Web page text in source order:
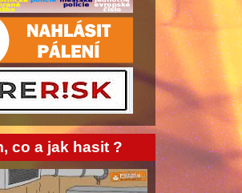
co a jak hasit ?